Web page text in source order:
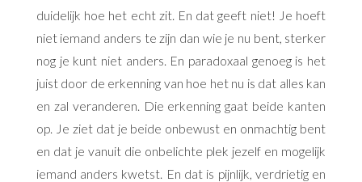
duidelijk hoe het echt zit. En dat geeft niet! Je hoeft
niet iemand anders te zijn dan wie je nu bent, sterker
nog je kunt niet anders. En paradoxaal genoeg is het
juist door de erkenning van hoe het nu is dat alles kan
en zal veranderen. Die erkenning gaat beide kanten
op. Je ziet dat je beide onbewust en onmachtig bent
en dat je vanuit die onbelichte plek jezelf en mogelijk
iemand anders kwetst. En dat is pijnlijk, verdrietig en